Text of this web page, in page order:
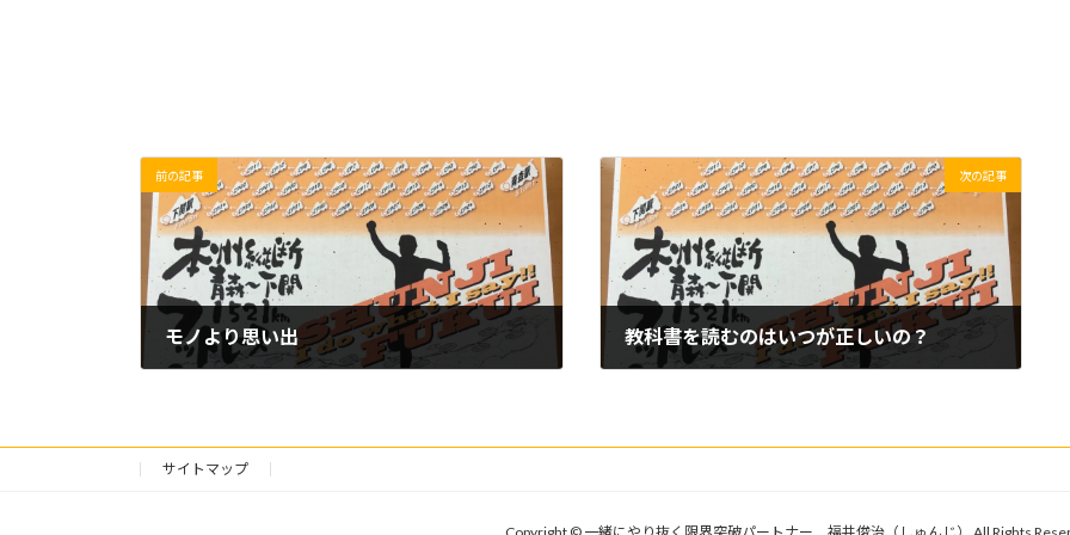
前の記事
モノより思い出
次の記事
教科書を読むのはいつが正しいの？
サイトマップ